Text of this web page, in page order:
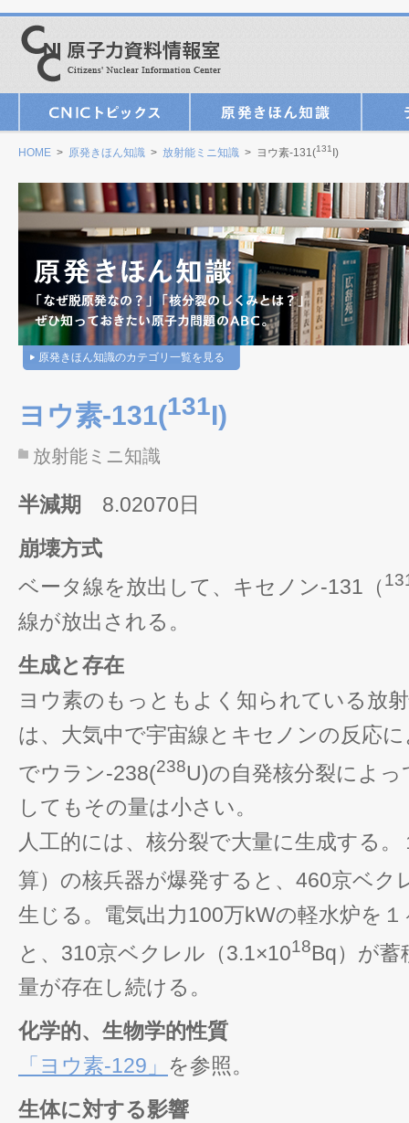
HOME > 原発きほん知識 > 放射能ミニ知識 > ヨウ素-131(131 I)
原発きほん知識のカテゴリ一覧を見る
ヨウ素-131(131I)
放射能ミニ知識
半減期
8.02070日
崩壊方式
ベータ線を放出して、キセノン-131（
線が放出される。
生成と存在
ヨウ素のもっともよく知られている放
は、大気中で宇宙線とキセノンの反応
でウラン‐238(238U)の自発核分裂によ
してもその量は小さい。
人工的には、核分裂で大量に生成する
算）の核兵器が爆発すると、460京ベク
生じる。電気出力100万kWの軽水炉を
と、310京ベクレル（3.1×1018Bq）が
量が存在し続ける。
化学的、生物学的性質
「ヨウ素-129」 を参照。
生体に対する影響